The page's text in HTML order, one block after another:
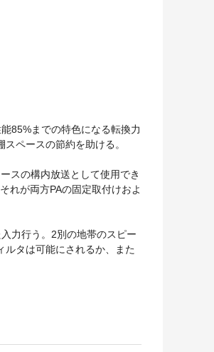
85%までの特色になる転換力
ペースの節約を助ける。
スの構内放送として使用でき
れが両方PAの固定取付けおよ
力行う。2別の地帯のスピー
ルタは可能にされるか、また